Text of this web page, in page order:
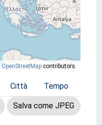
OpenStreetMap contributors.
Città Tempo
Salva come JPEG